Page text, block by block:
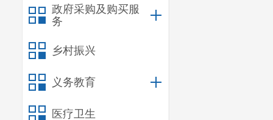
政府采购及购买服
务
乡村振兴
义务教育
医疗卫生